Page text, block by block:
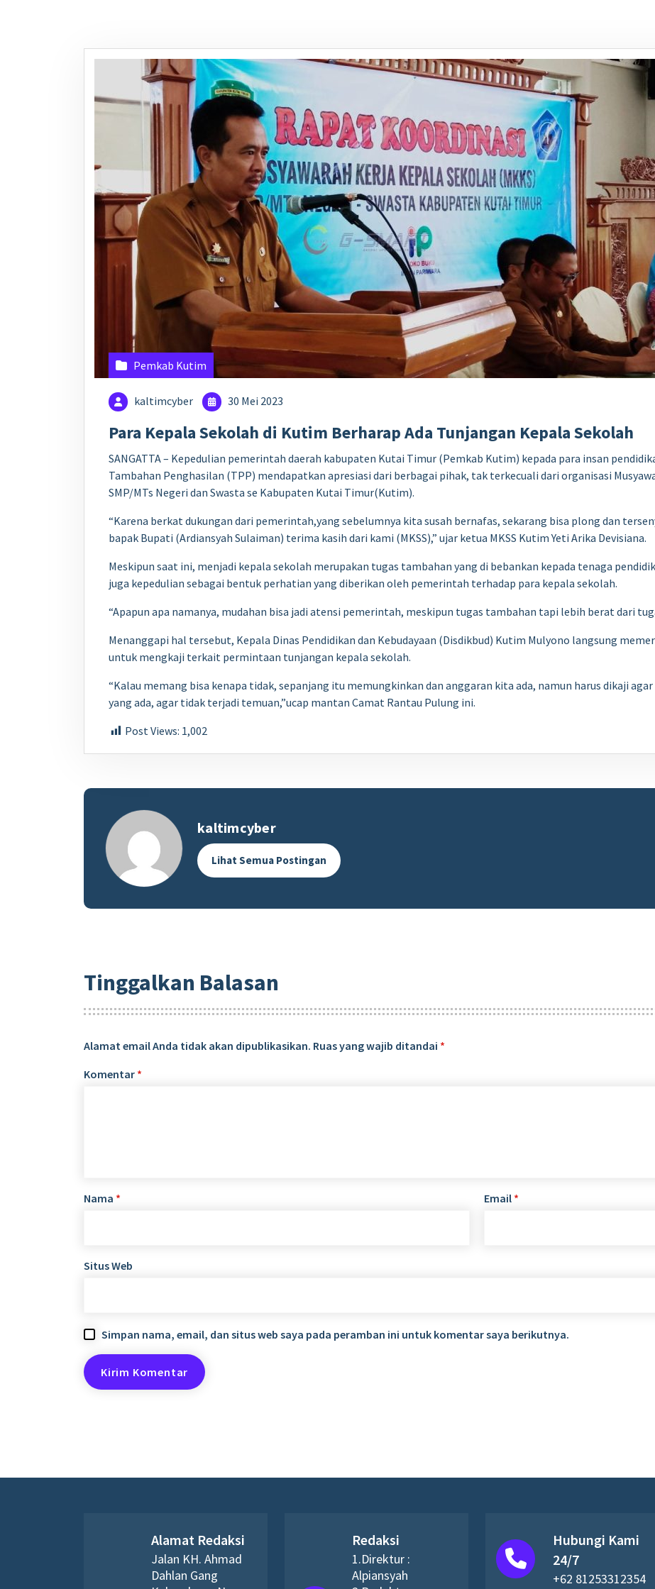
Pemkab Kutim
kaltimcyber 30 Mei 2023
Para Kepala Sekolah di Kutim Berharap Ada Tunjangan Kepala Sekolah
SANGATTA – Kepedulian pemerintah daerah kabupaten Kutai Timur (Pemkab Kutim) kepada para insan
Tambahan Penghasilan (TPP) mendapatkan apresiasi dari berbagai pihak, tak terkecuali dari organisasi
SMP/MTs Negeri dan Swasta se Kabupaten Kutai Timur(Kutim).
“Karena berkat dukungan dari pemerintah,yang sebelumnya kita susah bernafas, sekarang bisa plong dan
bapak Bupati (Ardiansyah Sulaiman) terima kasih dari kami (MKSS),” ujar ketua MKSS Kutim Yeti Arika Devisiana.
Meskipun saat ini, menjadi kepala sekolah merupakan tugas tambahan yang di bebankan kepada tenaga
juga kepedulian sebagai bentuk perhatian yang diberikan oleh pemerintah terhadap para kepala sekolah.
“Apapun apa namanya, mudahan bisa jadi atensi pemerintah, meskipun tugas tambahan tapi lebih berat dari
Menanggapi hal tersebut, Kepala Dinas Pendidikan dan Kebudayaan (Disdikbud) Kutim Mulyono langsung
untuk mengkaji terkait permintaan tunjangan kepala sekolah.
“Kalau memang bisa kenapa tidak, sepanjang itu memungkinkan dan anggaran kita ada, namun harus dikaji
yang ada, agar tidak terjadi temuan,”ucap mantan Camat Rantau Pulung ini.
Post Views: 1,002
kaltimcyber
Lihat Semua Postingan
Tinggalkan Balasan
Alamat email Anda tidak akan dipublikasikan. Ruas yang wajib ditandai *
Komentar *
Nama * Email *
Situs Web
Simpan nama, email, dan situs web saya pada peramban ini untuk komentar saya berikutnya.
Alamat Redaksi
Jalan KH. Ahmad
Dahlan Gang
Redaksi
1.Direktur :
Alpiansyah
Hubungi Kami
24/7
+62 81253312354